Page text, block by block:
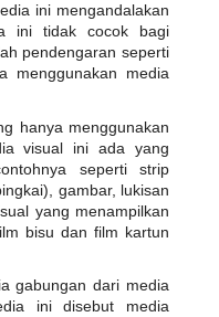
ini mengandalakan
ini tidak cocok bagi
pendengaran seperti
menggunakan media
hanya menggunakan
visual ini ada yang
seperti strip
gambar, lukisan
yang menampilkan
bisu dan film kartun
gabungan dari media
ini disebut media